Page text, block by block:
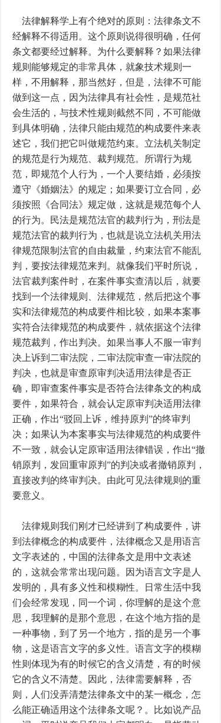
法律解释学上有个绝对的原则：法律条文不
经解释不得适用。这个原则说得很明确，任何
条文都要经过解释。为什么要解释？如果法律
规则能够规定的非常具体，就象技术规则一
样，不用解释，那当然好，但是，法律不可能
做到这一点，因为法律具有社会性，是规范社
会生活的，与技术性规则截然不同，不可能做
到具体明确，法律只能由规范的构成要件来表
述它，我们把它叫做规范约束。立法机关制定
的规范是行为规范、裁判规范。所谓行为规
范，即规范个人行为，一个人要结婚，必须按
遵守《婚姻法》的规定；如果要订立合同，必
须按照《合同法》规定做，这就是规范每个人
的行为。民法是规范法官的裁判行为，刑法是
规范法官的裁判行为，也就是说立法机关用法
律规范限制法官的自由裁量，约束法官不能乱
判，要按法律规范来判。就像我们平时所说，
法官裁判案件时，在案件事实查清以后，就要
找到一个法律规则、法律规范，然后把这个事
实和法律规范的构成要件相比较，如果本案事
实符合法律规范的构成要件，就依据这个法律
规范裁判，作出判决。如果当事人不服一审判
决上诉到二审法院，二审法院审查一审法院的
判决，也就是审查原审判决适用法律是否正
确，即审查案件事实是否符合法律条文的构成
要件，如果符合，就会认定原审判决适用法律
正确，作出“驳回上诉，维持原判”的终审判
决；如果认为本案事实与法律规范的构成要件
不一致，就会认定原审适用法律错误，作出“撤
销原判，发回重审原判”的判决或者撤销原判，
直接改判的终审判决。由此可见法律规则的重
要意义。
法律规则我们刚才已经讲到了构成要件，讲
到法律概念的构成要件，法律概念又是用语言
文字表述的，中国的法律条文是用中文表述
的，这就会常常出现问题。因为语言文字是人
发明的，具有多义性和模糊性。日常生活中我
们会经常发现，同一个词，你理解的是这个意
思，我理解的是那个意思，在这个地方指的是
一种事物，到了另一个地方，指的是另一个事
物，这是语言文字的多义性。语言文字的模糊
性则体现为有的时候它的含义清楚，有的时候
它的含义不清楚。因此，法律需要解释，否
则，人们没弄清楚法律条文中的某一概念，怎
么能正确适用这个法律条文呢？。比如说产品